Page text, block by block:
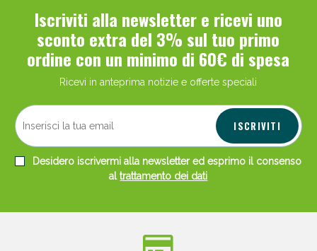
Iscriviti alla newsletter e ricevi uno
sconto extra del 3% sul tuo primo
ordine con un minimo di 60€ di spesa
Ricevi in anteprima notizie e offerte speciali
ISCRIVITI
Desidero iscrivermi alla newsletter ed esprimo il consenso
altrattamento dei dati